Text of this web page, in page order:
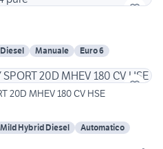
Diesel Manuale
Euro 6
20D MHEV 180 CV HSE
Mild Hybrid Diesel
Automatico